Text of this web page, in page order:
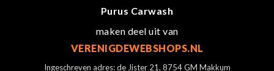
Purus Carwash
maken deel uit van
VERENIGDEWEBSHOPS.NL
Ingeschreven adres: de Jister 21, 8754 GM Makkum